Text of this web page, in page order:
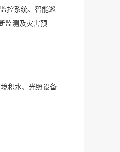
控系统、智能巡
监测及灾害预
积水、光照设备